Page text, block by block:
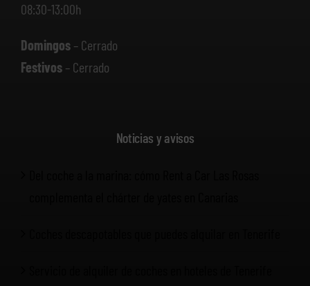
08:30-13:00h
Domingos– Cerrado
Festivos– Cerrado
Noticias y avisos